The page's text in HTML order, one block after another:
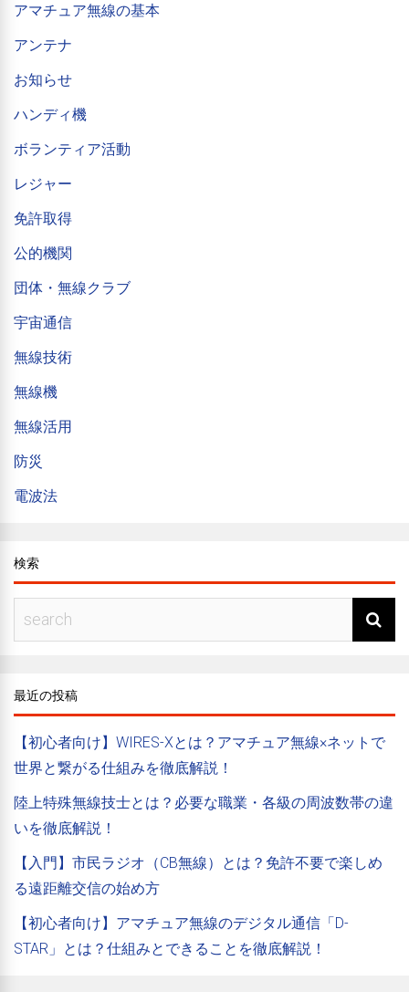
アマチュア無線の基本
アンテナ
お知らせ
ハンディ機
ボランティア活動
レジャー
免許取得
公的機関
団体・無線クラブ
宇宙通信
無線技術
無線機
無線活用
防災
電波法
検索
最近の投稿
【初心者向け】WIRES-Xとは？アマチュア無線×ネットで
世界と繋がる仕組みを徹底解説！
陸上特殊無線技士とは？必要な職業・各級の周波数帯の違
いを徹底解説！
【入門】市民ラジオ（CB無線）とは？免許不要で楽しめ
る遠距離交信の始め方
【初心者向け】アマチュア無線のデジタル通信「D-
STAR」とは？仕組みとできることを徹底解説！